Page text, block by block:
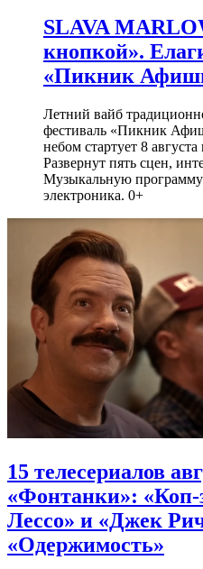
SLAVA
кнопкой».
«Пикник
Летний вайб
фестиваль «Пикник
небом стартует 8
Развернут пять сцен,
Музыкальную программу
электроника. 0+
15 телесериалов
«Фонтанки»: «Коп-
Лессо» и «Джек
«Одержимость»